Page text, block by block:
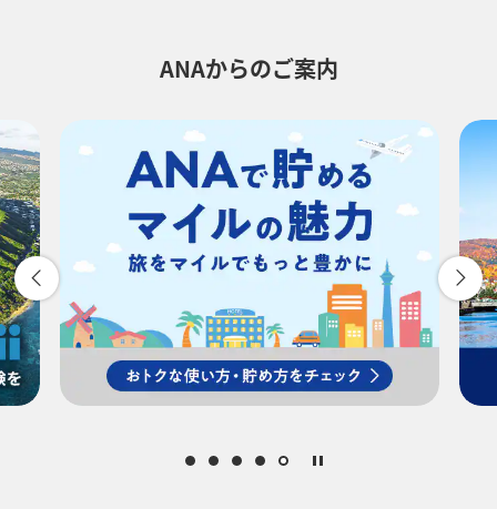
時間帯指定なし
経由地および乗り継ぎ所要時間を追加する
復路出発日および時間帯
時間帯指定なし
ANAからのご案内